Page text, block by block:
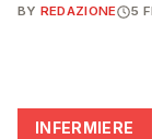
BY REDAZIONE 5
INFERMIERE